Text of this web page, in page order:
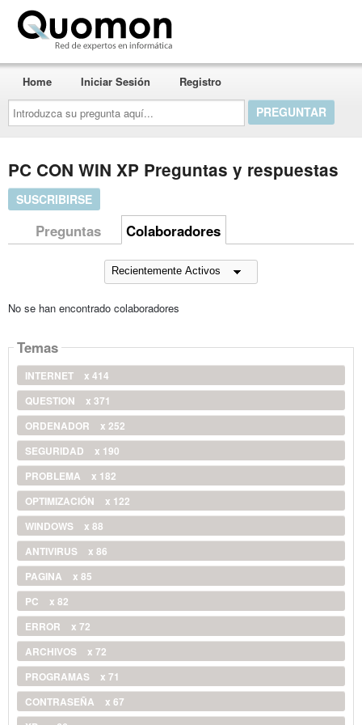
Introduzca
su
pregunta
aquí...
Home Iniciar Sesión Registro
PC CON WIN XP Preguntas y respuestas
SUSCRIBIRSE
Preguntas Colaboradores
No se han encontrado colaboradores
Temas
INTERNET
x 414
QUESTION
x 371
ORDENADOR
x 252
SEGURIDAD
x 190
PROBLEMA
x 182
OPTIMIZACIÓN
x 122
WINDOWS
x 88
ANTIVIRUS
x 86
PAGINA
x 85
PC
x 82
ERROR
x 72
ARCHIVOS
x 72
PROGRAMAS
x 71
CONTRASEÑA
x 67